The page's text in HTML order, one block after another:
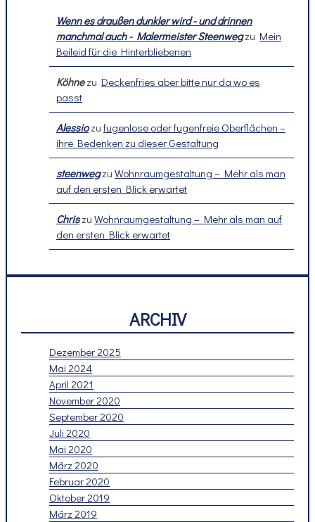
Wenn es draußen dunkler wird - und drinnen
manchmal auch - Malermeister Steenwegzu Mein
Beileid für die Hinterbliebenen
Köhnezu Deckenfries aber bitte nur da wo es
passt
Alessiozu fugenlose oder fugenfreie Oberflächen –
ihre Bedenken zu dieser Gestaltung
steenwegzu Wohnraumgestaltung – Mehr als man
auf den ersten Blick erwartet
Chriszu Wohnraumgestaltung – Mehr als man auf
den ersten Blick erwartet
ARCHIV
Dezember 2025
Mai 2024
April 2021
November 2020
September 2020
Juli 2020
Mai 2020
März 2020
Februar 2020
Oktober 2019
März 2019